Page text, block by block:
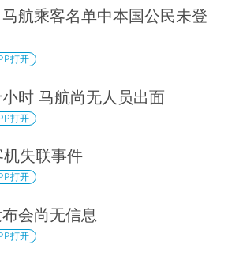
航乘客名单中本国公民未登
打开
时 马航尚无人员出面
打开
失联事件
打开
会尚无信息
打开